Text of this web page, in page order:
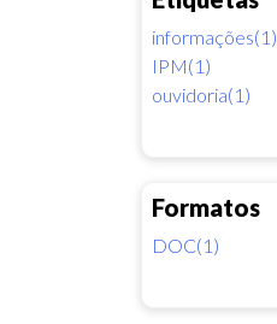
informações(1)
IPM(1)
ouvidoria(1)
Formatos
DOC(1)